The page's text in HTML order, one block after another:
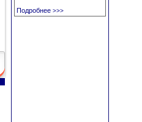
Подробнее >>>